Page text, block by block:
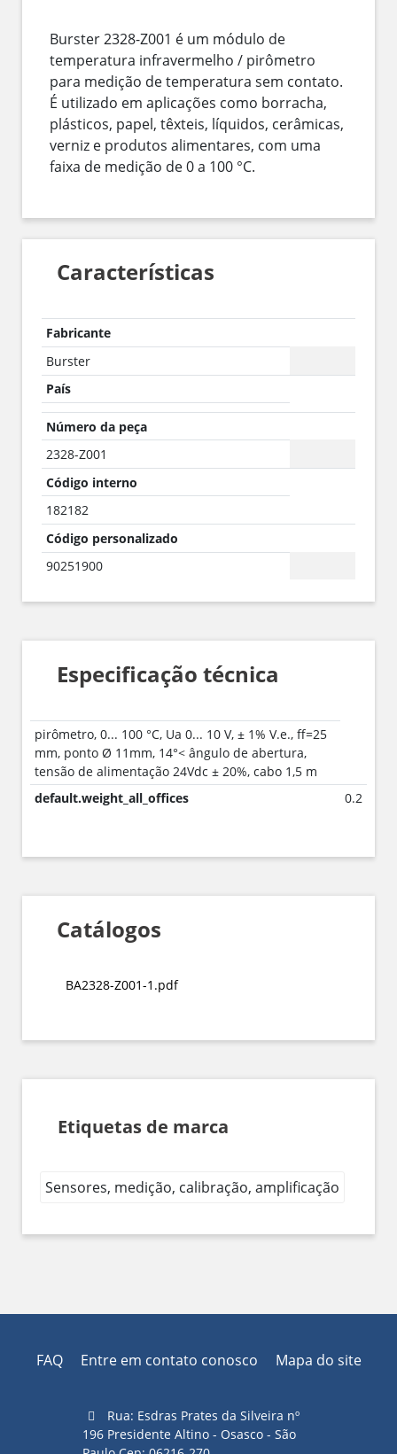
Burster 2328-Z001 é um módulo de
temperatura infravermelho / pirômetro
para medição de temperatura sem contato.
É utilizado em aplicações como borracha,
plásticos, papel, têxteis, líquidos, cerâmicas,
verniz e produtos alimentares, com uma
faixa de medição de 0 a 100 °C.
Características
Fabricante
Burster
País
Número da peça
2328-Z001
Código interno
182182
Código personalizado
90251900
Especificação técnica
pirômetro, 0... 100 °C, Ua 0... 10 V, ± 1% V.e., ff=25
mm, ponto Ø 11mm, 14°< ângulo de abertura,
tensão de alimentação 24Vdc ± 20%, cabo 1,5 m
default.weight_all_offices
0.2
Catálogos
BA2328-Z001-1.pdf
Etiquetas de marca
Sensores, medição, calibração, amplificação
FAQ Entre em contato conosco Mapa do site
Rua: Esdras Prates da Silveira nº
196 Presidente Altino - Osasco - São